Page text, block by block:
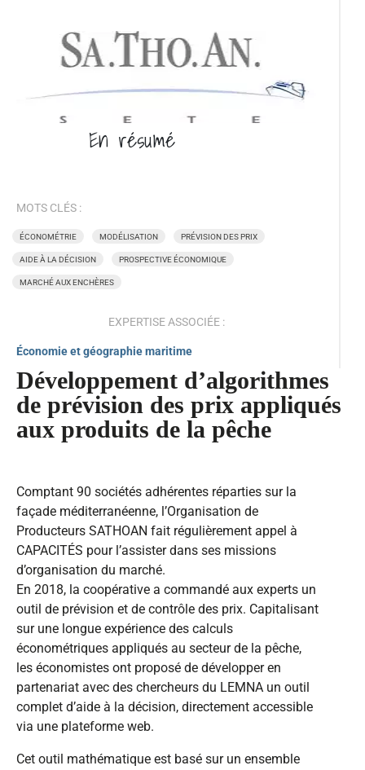
En résumé
MOTS CLÉS :
ÉCONOMÉTRIE MODÉLISATION PRÉVISION DES PRIX
AIDE À LA DÉCISION PROSPECTIVE ÉCONOMIQUE
MARCHÉ AUX ENCHÈRES
EXPERTISE ASSOCIÉE :
Économie et géographie maritime
Développement d’algorithmes
de prévision des prix appliqués
aux produits de la pêche
Comptant 90 sociétés adhérentes réparties sur la
façade méditerranéenne, l’Organisation de
Producteurs SATHOAN fait régulièrement appel à
CAPACITÉS pour l’assister dans ses missions
d’organisation du marché.
En 2018, la coopérative a commandé aux experts un
outil de prévision et de contrôle des prix. Capitalisant
sur une longue expérience des calculs
économétriques appliqués au secteur de la pêche,
les économistes ont proposé de développer en
partenariat avec des chercheurs du LEMNA un outil
complet d’aide à la décision, directement accessible
via une plateforme web.
Cet outil mathématique est basé sur un ensemble